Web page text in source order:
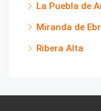
La Puebla de
Miranda de
Ribera Alta